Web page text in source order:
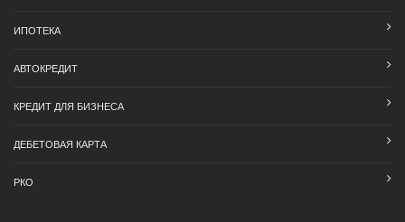
ИПОТЕКА
АВТОКРЕДИТ
КРЕДИТ ДЛЯ БИЗНЕСА
ДЕБЕТОВАЯ КАРТА
РКО